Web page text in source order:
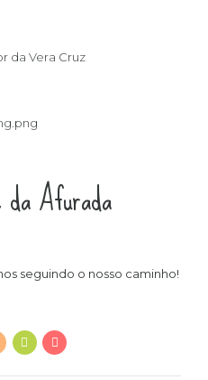
Afurada
seguindo o nosso caminho!